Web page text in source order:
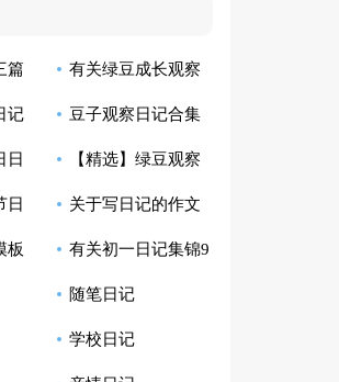
篇 有关绿豆成长观察
日记集合九篇
记
篇
豆子观察日记合集
15篇
日 【精选】绿豆观察
日记集合6篇
日 关于写日记的作文
300字锦集4篇
板 有关初一日记集锦9
篇随笔日记
学校日记